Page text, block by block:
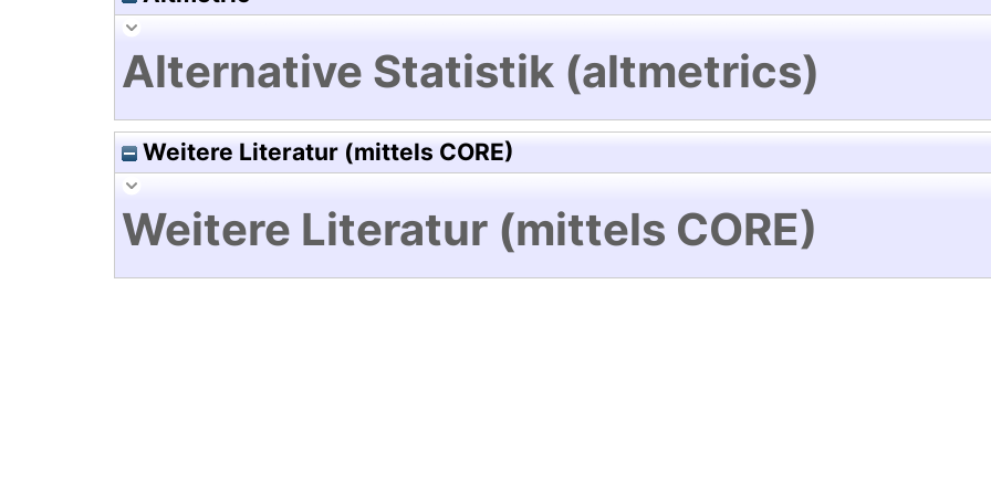
Alternative Statistik (altmetrics)
Weitere Literatur (mittels CORE)
Weitere Literatur (mittels CORE)